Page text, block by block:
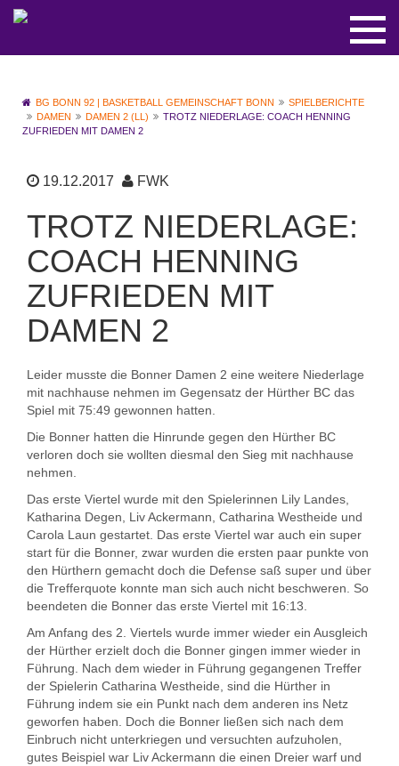
BG BONN 92 | BASKETBALL GEMEINSCHAFT BONN
SPIELBERICHTE
DAMEN
DAMEN 2 (LL)
TROTZ NIEDERLAGE: COACH HENNING
ZUFRIEDEN MIT DAMEN 2
19.12.2017 FWK
TROTZ NIEDERLAGE:
COACH HENNING
ZUFRIEDEN MIT
DAMEN 2
Leider musste die Bonner Damen 2 eine weitere Niederlage
mit nachhause nehmen im Gegensatz der Hürther BC das
Spiel mit 75:49 gewonnen hatten.
Die Bonner hatten die Hinrunde gegen den Hürther BC
verloren doch sie wollten diesmal den Sieg mit nachhause
nehmen.
Das erste Viertel wurde mit den Spielerinnen Lily Landes,
Katharina Degen, Liv Ackermann, Catharina Westheide und
Carola Laun gestartet. Das erste Viertel war auch ein super
start für die Bonner, zwar wurden die ersten paar punkte von
den Hürthern gemacht doch die Defense saß super und über
die Trefferquote konnte man sich auch nicht beschweren. So
beendeten die Bonner das erste Viertel mit 16:13.
Am Anfang des 2. Viertels wurde immer wieder ein Ausgleich
der Hürther erzielt doch die Bonner gingen immer wieder in
Führung. Nach dem wieder in Führung gegangenen Treffer
der Spielerin Catharina Westheide, sind die Hürther in
Führung indem sie ein Punkt nach dem anderen ins Netz
geworfen haben. Doch die Bonner ließen sich nach dem
Einbruch nicht unterkriegen und versuchten aufzuholen,
gutes Beispiel war Liv Ackermann die einen Dreier warf und